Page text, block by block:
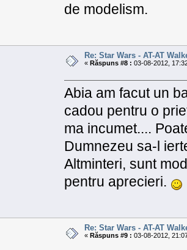
de modelism.
Re: Star Wars - AT-AT
« Răspuns #8 : 03-08-2012,
Abia am facut un
cadou pentru o
ma incumet....
Dumnezeu sa-l
Altminteri, sunt
pentru aprecieri.
Re: Star Wars - AT-AT
« Răspuns #9 : 03-08-2012,